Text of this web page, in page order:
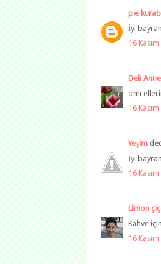
pie
İyi
16
Deli Anne
ohh
16
Yeşim
İyi
16
Limon
Kahve
16